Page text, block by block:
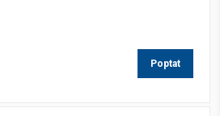
Poptat